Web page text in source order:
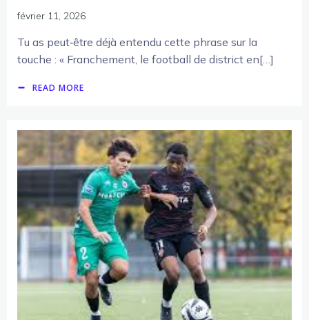
février 11, 2026
Tu as peut‑être déjà entendu cette phrase sur la
touche : « Franchement, le football de district en[…]
READ MORE